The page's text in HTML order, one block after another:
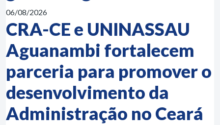
06/08/2026
CRA-CE e UNINASSAU
Aguanambi fortalecem
parceria para promover o
desenvolvimento da
Administração no Ceará